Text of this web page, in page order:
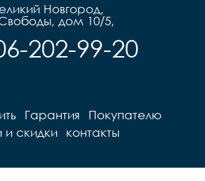
Новгород,
дом 10/5,
202-99-20
Гарантия
Покупателю
и скидки контакты